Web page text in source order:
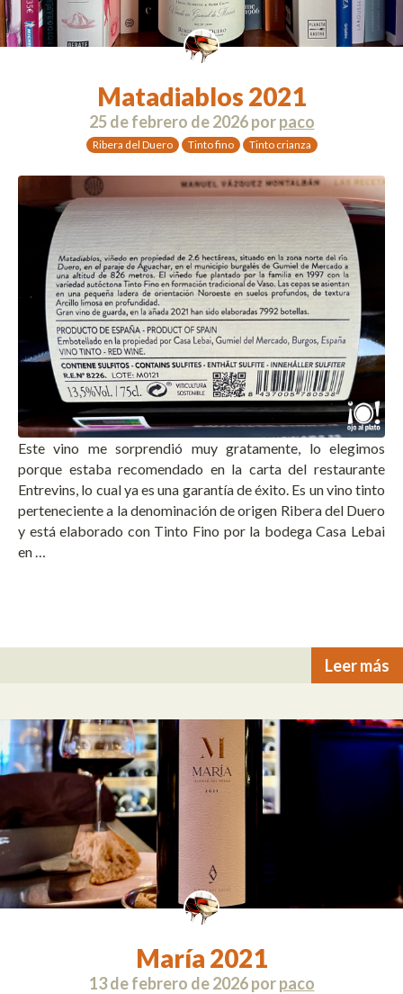
Matadiablos 2021
25 de febrero de 2026porpaco
Ribera del Duero Tinto fino Tinto crianza
Este vino me sorprendió muy gratamente, lo elegimos
porque estaba recomendado en la carta del restaurante
Entrevins, lo cual ya es una garantía de éxito. Es un vino tinto
perteneciente a la denominación de origen Ribera del Duero
y está elaborado con Tinto Fino por la bodega Casa Lebai
en …
Leer más
María 2021
13 de febrero de 2026porpaco